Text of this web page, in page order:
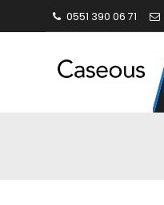
0551 390 06 71